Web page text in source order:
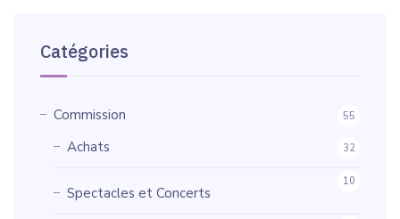
Catégories
Commission 55
Achats 32
Spectacles et Concerts
10